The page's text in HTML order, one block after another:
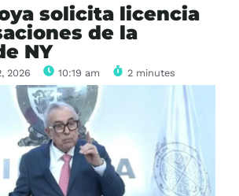
solicita licencia
de la
NY
2026 10:19 am 2 minutes